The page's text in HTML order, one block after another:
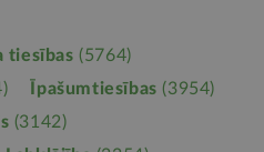
tiesības (5764)
Īpašumtiesības (3954)
(3142)